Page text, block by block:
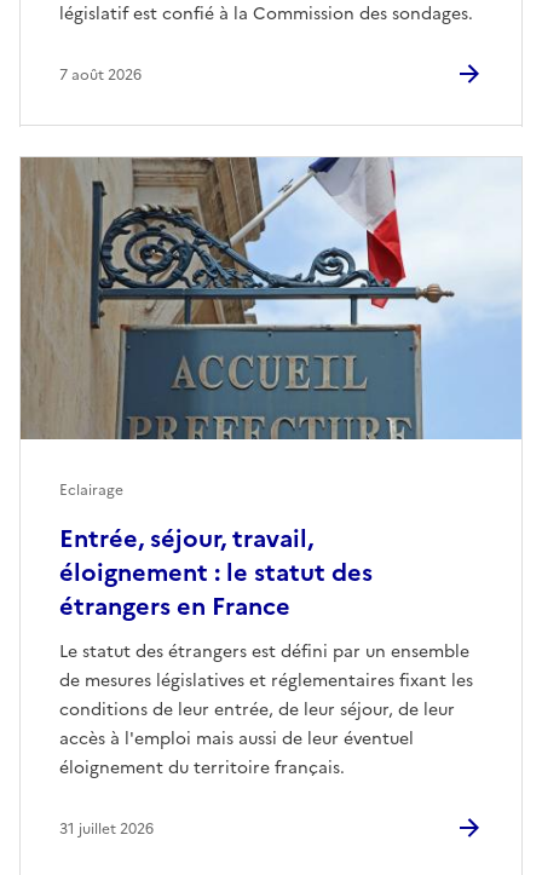
législatif est confié à la Commission des sondages.
7 août 2026
Entrée, séjour, travail,
éloignement : le statut des
étrangers en France
Le statut des étrangers est défini par un ensemble
de mesures législatives et réglementaires fixant les
conditions de leur entrée, de leur séjour, de leur
accès à l'emploi mais aussi de leur éventuel
éloignement du territoire français.
Eclairage
31 juillet 2026